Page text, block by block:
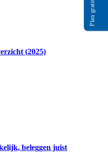
(2025)
beleggen juist